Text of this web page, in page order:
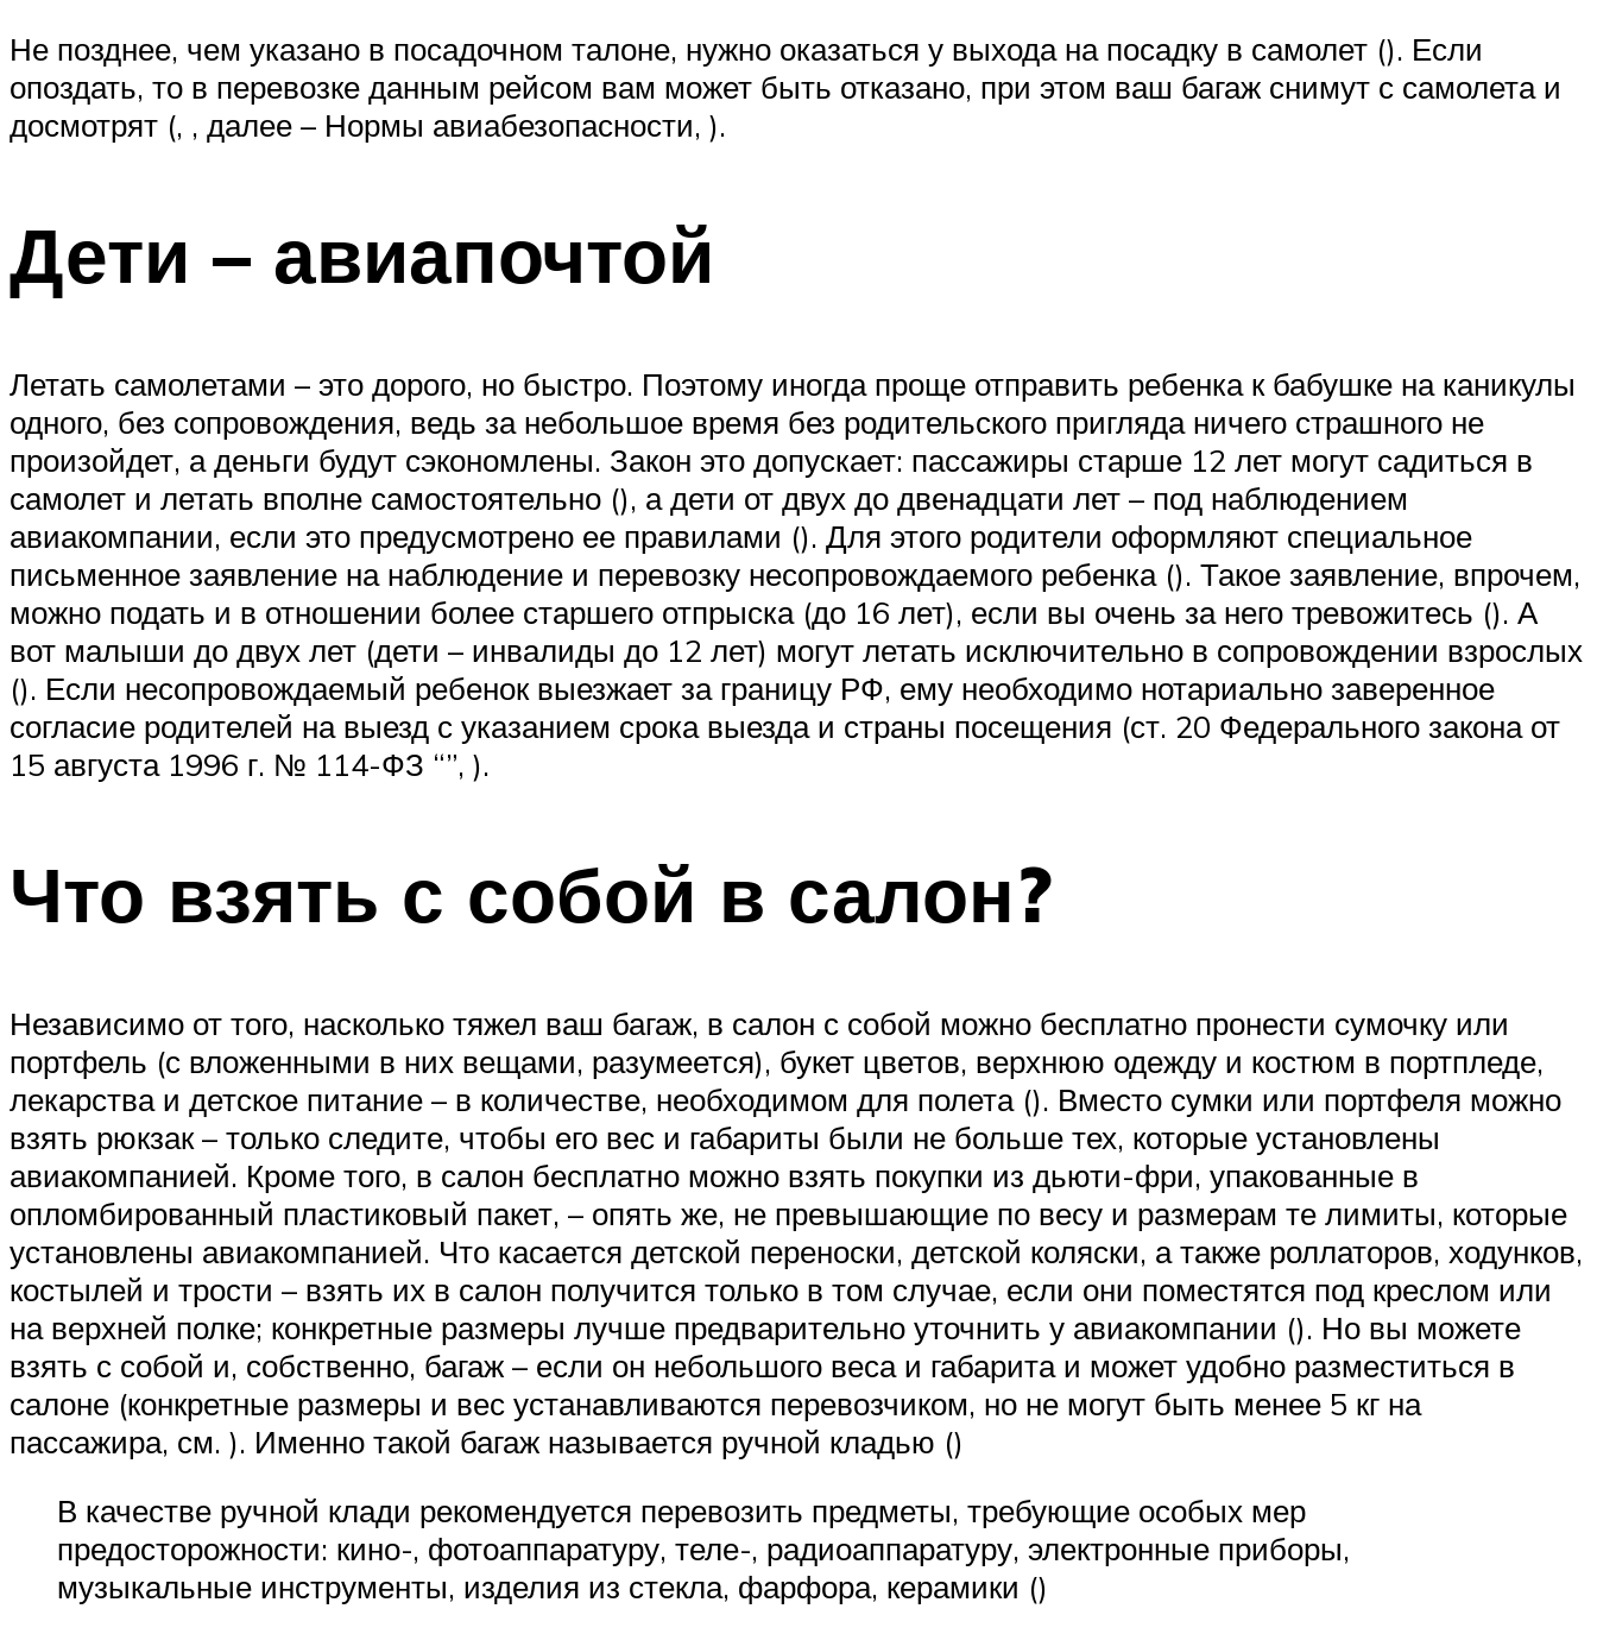
Не позднее, чем указано в посадочном талоне, нужно оказаться у выхода на посадку в самолет (). Если
опоздать, то в перевозке данным рейсом вам может быть отказано, при этом ваш багаж снимут с самолета и
досмотрят (, , далее – Нормы авиабезопасности, ).
Дети – авиапочтой
Летать самолетами – это дорого, но быстро. Поэтому иногда проще отправить ребенка к бабушке на каникулы
одного, без сопровождения, ведь за небольшое время без родительского пригляда ничего страшного не
произойдет, а деньги будут сэкономлены. Закон это допускает: пассажиры старше 12 лет могут садиться в
самолет и летать вполне самостоятельно (), а дети от двух до двенадцати лет – под наблюдением
авиакомпании, если это предусмотрено ее правилами (). Для этого родители оформляют специальное
письменное заявление на наблюдение и перевозку несопровождаемого ребенка (). Такое заявление, впрочем,
можно подать и в отношении более старшего отпрыска (до 16 лет), если вы очень за него тревожитесь (). А
вот малыши до двух лет (дети – инвалиды до 12 лет) могут летать исключительно в сопровождении взрослых
(). Если несопровождаемый ребенок выезжает за границу РФ, ему необходимо нотариально заверенное
согласие родителей на выезд с указанием срока выезда и страны посещения (ст. 20 Федерального закона от
15 августа 1996 г. № 114-ФЗ “”, ).
Что взять с собой в салон?
Независимо от того, насколько тяжел ваш багаж, в салон с собой можно бесплатно пронести сумочку или
портфель (с вложенными в них вещами, разумеется), букет цветов, верхнюю одежду и костюм в портпледе,
лекарства и детское питание – в количестве, необходимом для полета (). Вместо сумки или портфеля можно
взять рюкзак – только следите, чтобы его вес и габариты были не больше тех, которые установлены
авиакомпанией. Кроме того, в салон бесплатно можно взять покупки из дьюти-фри, упакованные в
опломбированный пластиковый пакет, – опять же, не превышающие по весу и размерам те лимиты, которые
установлены авиакомпанией. Что касается детской переноски, детской коляски, а также роллаторов, ходунков,
костылей и трости – взять их в салон получится только в том случае, если они поместятся под креслом или
на верхней полке; конкретные размеры лучше предварительно уточнить у авиакомпании (). Но вы можете
взять с собой и, собственно, багаж – если он небольшого веса и габарита и может удобно разместиться в
салоне (конкретные размеры и вес устанавливаются перевозчиком, но не могут быть менее 5 кг на
пассажира, см. ). Именно такой багаж называется ручной кладью ()
В качестве ручной клади рекомендуется перевозить предметы, требующие особых мер
предосторожности: кино-, фотоаппаратуру, теле-, радиоаппаратуру, электронные приборы,
музыкальные инструменты, изделия из стекла, фарфора, керамики ()